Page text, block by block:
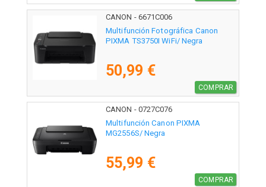
CANON - 6671C006
Multifunción Fotográfica Canon
PIXMA TS3750I WiFi/ Negra
50,99 €
COMPRAR
CANON - 0727C076
Multifunción Canon PIXMA
MG2556S/ Negra
55,99 €
COMPRAR